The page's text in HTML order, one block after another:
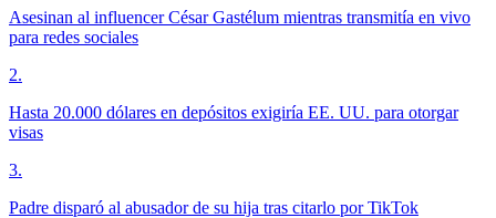
Asesinan al influencer César Gastélum mientras transmitía en vivo
para redes sociales
2.
Hasta 20.000 dólares en depósitos exigiría EE. UU. para otorgar
visas
3.
Padre disparó al abusador de su hija tras citarlo por TikTok